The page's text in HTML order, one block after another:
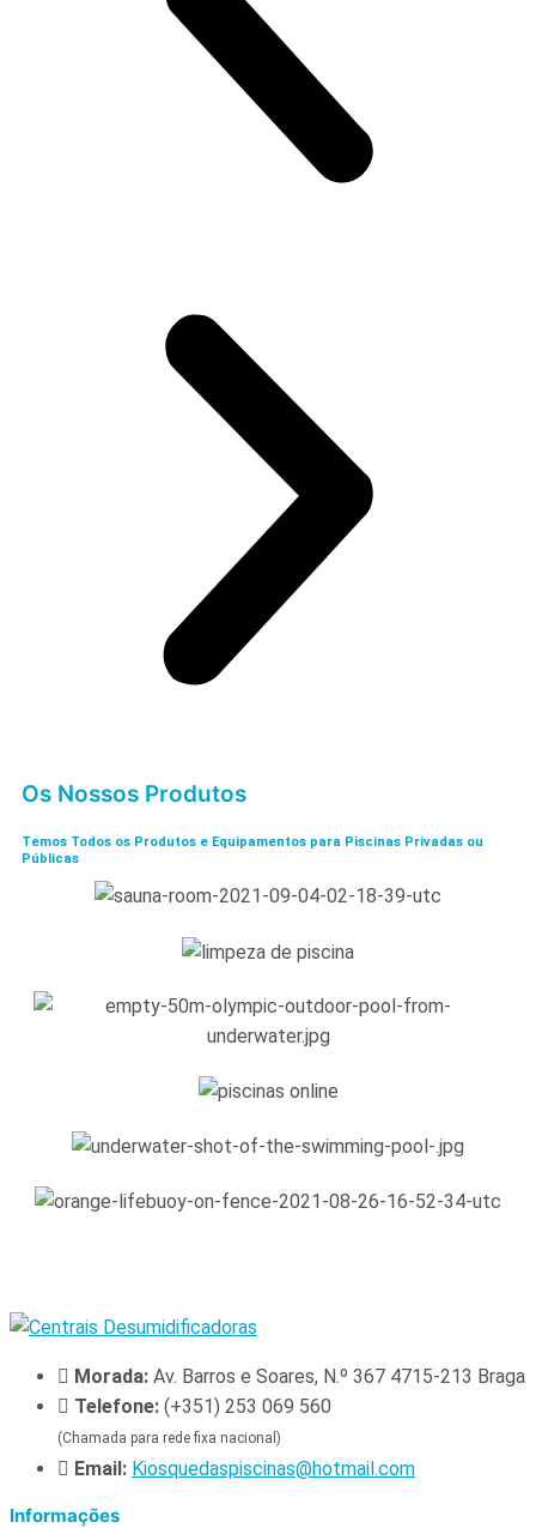
Os Nossos Produtos
Temos Todos os Produtos e Equipamentos para Piscinas Privadas ou
Públicas
Morada: Av. Barros e Soares, N.º 367 4715-213 Braga
Telefone: (+351) 253 069 560
(Chamada para rede fixa nacional)
Email: Kiosquedaspiscinas@hotmail.com
Informações